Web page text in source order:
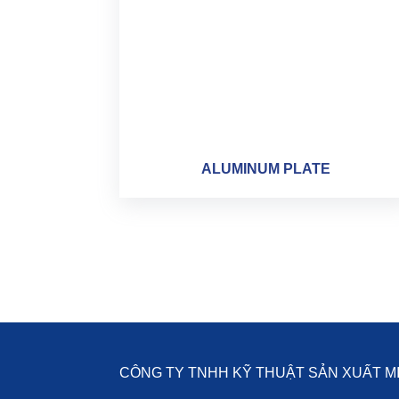
ALUMINUM PLATE
CÔNG TY TNHH KỸ THUẬT SẢN XUẤT